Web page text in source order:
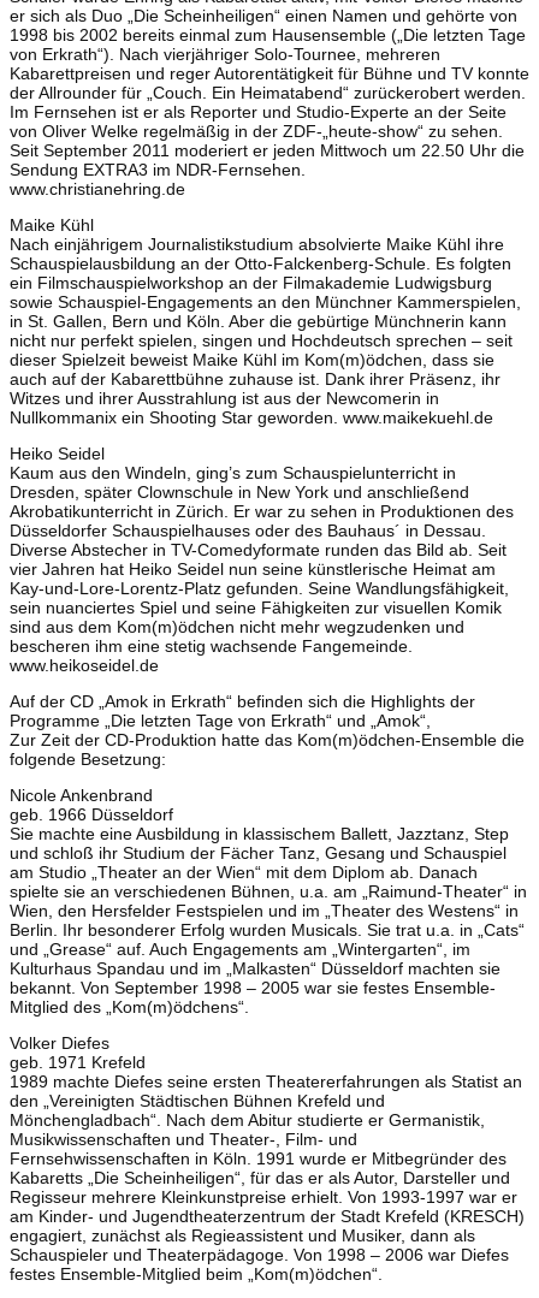
er sich als Duo „Die Scheinheiligen“ einen Namen und gehörte von
1998 bis 2002 bereits einmal zum Hausensemble („Die letzten Tage
von Erkrath“). Nach vierjähriger Solo-Tournee, mehreren
Kabarettpreisen und reger Autorentätigkeit für Bühne und TV konnte
der Allrounder für „Couch. Ein Heimatabend“ zurückerobert werden.
Im Fernsehen ist er als Reporter und Studio-Experte an der Seite
von Oliver Welke regelmäßig in der ZDF-„heute-show“ zu sehen.
Seit September 2011 moderiert er jeden Mittwoch um 22.50 Uhr die
Sendung EXTRA3 im NDR-Fernsehen.
www.christianehring.de
Maike Kühl
Nach einjährigem Journalistikstudium absolvierte Maike Kühl ihre
Schauspielausbildung an der Otto-Falckenberg-Schule. Es folgten
ein Filmschauspielworkshop an der Filmakademie Ludwigsburg
sowie Schauspiel-Engagements an den Münchner Kammerspielen,
in St. Gallen, Bern und Köln. Aber die gebürtige Münchnerin kann
nicht nur perfekt spielen, singen und Hochdeutsch sprechen – seit
dieser Spielzeit beweist Maike Kühl im Kom(m)ödchen, dass sie
auch auf der Kabarettbühne zuhause ist. Dank ihrer Präsenz, ihr
Witzes und ihrer Ausstrahlung ist aus der Newcomerin in
Nullkommanix ein Shooting Star geworden. www.maikekuehl.de
Heiko Seidel
Kaum aus den Windeln, ging’s zum Schauspielunterricht in
Dresden, später Clownschule in New York und anschließend
Akrobatikunterricht in Zürich. Er war zu sehen in Produktionen des
Düsseldorfer Schauspielhauses oder des Bauhaus´ in Dessau.
Diverse Abstecher in TV-Comedyformate runden das Bild ab. Seit
vier Jahren hat Heiko Seidel nun seine künstlerische Heimat am
Kay-und-Lore-Lorentz-Platz gefunden. Seine Wandlungsfähigkeit,
sein nuanciertes Spiel und seine Fähigkeiten zur visuellen Komik
sind aus dem Kom(m)ödchen nicht mehr wegzudenken und
bescheren ihm eine stetig wachsende Fangemeinde.
www.heikoseidel.de
Auf der CD „Amok in Erkrath“ befinden sich die Highlights der
Programme „Die letzten Tage von Erkrath“ und „Amok“,
Zur Zeit der CD-Produktion hatte das Kom(m)ödchen-Ensemble die
folgende Besetzung:
Nicole Ankenbrand
geb. 1966 Düsseldorf
Sie machte eine Ausbildung in klassischem Ballett, Jazztanz, Step
und schloß ihr Studium der Fächer Tanz, Gesang und Schauspiel
am Studio „Theater an der Wien“ mit dem Diplom ab. Danach
spielte sie an verschiedenen Bühnen, u.a. am „Raimund-Theater“ in
Wien, den Hersfelder Festspielen und im „Theater des Westens“ in
Berlin. Ihr besonderer Erfolg wurden Musicals. Sie trat u.a. in „Cats“
und „Grease“ auf. Auch Engagements am „Wintergarten“, im
Kulturhaus Spandau und im „Malkasten“ Düsseldorf machten sie
bekannt. Von September 1998 – 2005 war sie festes Ensemble-
Mitglied des „Kom(m)ödchens“.
Volker Diefes
geb. 1971 Krefeld
1989 machte Diefes seine ersten Theatererfahrungen als Statist an
den „Vereinigten Städtischen Bühnen Krefeld und
Mönchengladbach“. Nach dem Abitur studierte er Germanistik,
Musikwissenschaften und Theater-, Film- und
Fernsehwissenschaften in Köln. 1991 wurde er Mitbegründer des
Kabaretts „Die Scheinheiligen“, für das er als Autor, Darsteller und
Regisseur mehrere Kleinkunstpreise erhielt. Von 1993-1997 war er
am Kinder- und Jugendtheaterzentrum der Stadt Krefeld (KRESCH)
engagiert, zunächst als Regieassistent und Musiker, dann als
Schauspieler und Theaterpädagoge. Von 1998 – 2006 war Diefes
festes Ensemble-Mitglied beim „Kom(m)ödchen“.